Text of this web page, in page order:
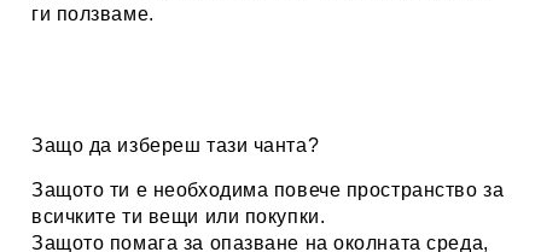
ги ползваме.
Защо да избереш тази чанта?
Защото ти е необходима повече пространство за
всичките ти вещи или покупки.
Защото помага за опазване на околната среда,